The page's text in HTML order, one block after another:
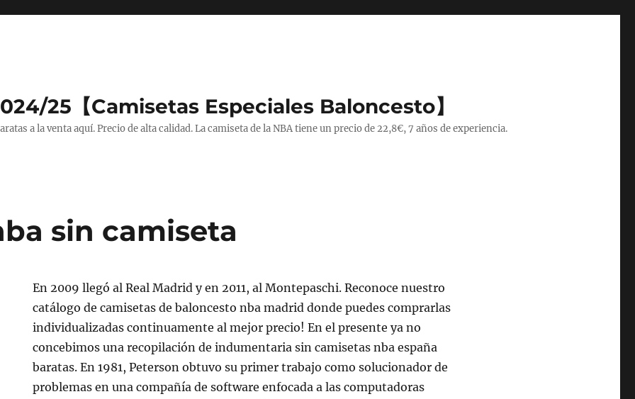
25【Camisetas Especiales Baloncesto】
a la venta aquí. Precio de alta calidad. La camiseta de la NBA tiene un precio de 22,8€, 7 años de experiencia.
sin camiseta
En 2009 llegó al Real Madrid y en 2011, al Montepaschi. Reconoce nuestro
catálogo de camisetas de baloncesto nba madrid donde puedes comprarlas
individualizadas continuamente al mejor precio! En el presente ya no
concebimos una recopilación de indumentaria sin camisetas nba españa
baratas. En 1981, Peterson obtuvo su primer trabajo como solucionador de
problemas en una compañía de software enfocada a las computadoras